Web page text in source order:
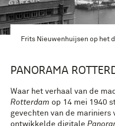
Frits Nieuwenhuijsen op het
PANORAMA
Waar het verhaal van de
Rotterdam op 14 mei 1940
gevechten van de
ontwikkelde digitale